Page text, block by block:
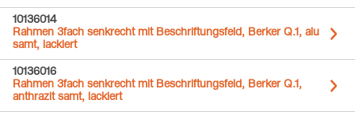
10136014
Rahmen 3fach senkrecht mit Beschriftungsfeld, Berker Q.1, alu
samt, lackiert
10136016
Rahmen 3fach senkrecht mit Beschriftungsfeld, Berker Q.1,
anthrazit samt, lackiert